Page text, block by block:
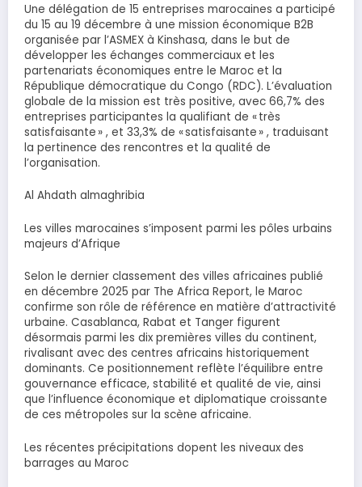
Une délégation de 15 entreprises marocaines a participé
du 15 au 19 décembre à une mission économique B2B
organisée par l’ASMEX à Kinshasa, dans le but de
développer les échanges commerciaux et les
partenariats économiques entre le Maroc et la
République démocratique du Congo (RDC). L’évaluation
globale de la mission est très positive, avec 66,7% des
entreprises participantes la qualifiant de « très
satisfaisante » , et 33,3% de « satisfaisante » , traduisant
la pertinence des rencontres et la qualité de
l’organisation.
Al Ahdath almaghribia
Les villes marocaines s’imposent parmi les pôles urbains
majeurs d’Afrique
Selon le dernier classement des villes africaines publié
en décembre 2025 par The Africa Report, le Maroc
confirme son rôle de référence en matière d’attractivité
urbaine. Casablanca, Rabat et Tanger figurent
désormais parmi les dix premières villes du continent,
rivalisant avec des centres africains historiquement
dominants. Ce positionnement reflète l’équilibre entre
gouvernance efficace, stabilité et qualité de vie, ainsi
que l’influence économique et diplomatique croissante
de ces métropoles sur la scène africaine.
Les récentes précipitations dopent les niveaux des
barrages au Maroc